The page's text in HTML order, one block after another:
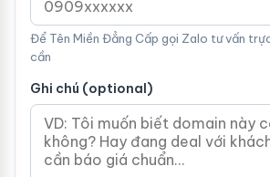
Để Tên Miền Đẳng Cấp gọi Zalo tư vấn
cần
Ghi chú (optional)